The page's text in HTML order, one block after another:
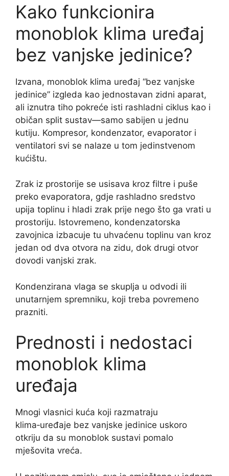
Kako funkcionira
monoblok klima uređaj
bez vanjske jedinice?
Izvana, monoblok klima uređaj “bez vanjske
jedinice” izgleda kao jednostavan zidni aparat,
ali iznutra tiho pokreće isti rashladni ciklus kao i
običan split sustav—samo sabijen u jednu
kutiju. Kompresor, kondenzator, evaporator i
ventilatori svi se nalaze u tom jedinstvenom
kućištu.
Zrak iz prostorije se usisava kroz filtre i puše
preko evaporatora, gdje rashladno sredstvo
upija toplinu i hladi zrak prije nego što ga vrati u
prostoriju. Istovremeno, kondenzatorska
zavojnica izbacuje tu uhvaćenu toplinu van kroz
jedan od dva otvora na zidu, dok drugi otvor
dovodi vanjski zrak.
Kondenzirana vlaga se skuplja u odvodi ili
unutarnjem spremniku, koji treba povremeno
prazniti.
Prednosti i nedostaci
monoblok klima
uređaja
Mnogi vlasnici kuća koji razmatraju
klima‑uređaje bez vanjske jedinice uskoro
otkriju da su monoblok sustavi pomalo
mješovita vreća.